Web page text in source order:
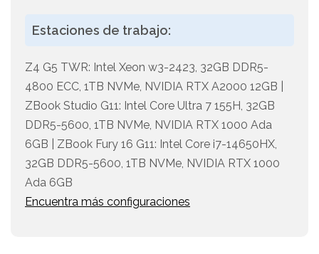
Estaciones de trabajo:
Z4 G5 TWR: Intel Xeon w3-2423, 32GB DDR5-
4800 ECC, 1TB NVMe, NVIDIA RTX A2000 12GB |
ZBook Studio G11: Intel Core Ultra 7 155H, 32GB
DDR5-5600, 1TB NVMe, NVIDIA RTX 1000 Ada
6GB | ZBook Fury 16 G11: Intel Core i7-14650HX,
32GB DDR5-5600, 1TB NVMe, NVIDIA RTX 1000
Ada 6GB
Encuentra más configuraciones